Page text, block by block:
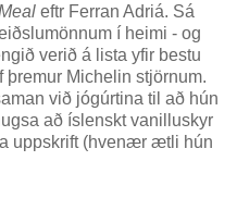
eftr Ferran Adriá. Sá
í heimi - og
verið á lista yfir bestu
Michelin stjörnum.
við jógúrtina til að hún
að íslenskt vanilluskyr
uppskrift (hvenær ætli hún